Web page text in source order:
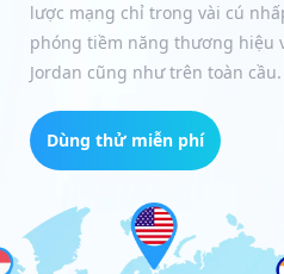
lược mạng chỉ trong vài cú
phóng tiềm năng thương hiệu
Jordan cũng như trên toàn cầu.
Dùng thử miễn phí